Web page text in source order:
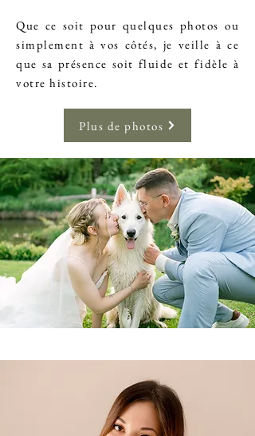
Que ce soit pour quelques photos ou
simplement à vos côtés, je veille à ce
que sa présence soit fluide et fidèle à
votre histoire.
Plus de photos